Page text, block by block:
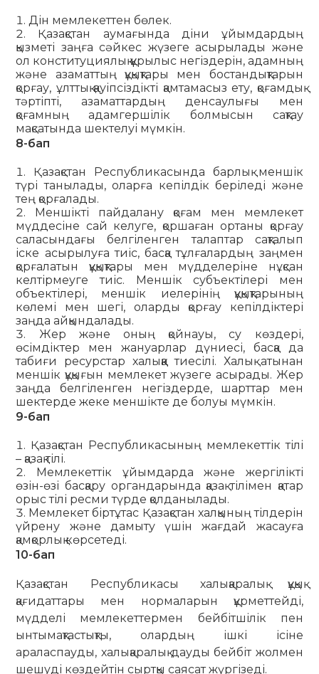
Дін мемлекеттен бөлек.
Қазақстан аумағында діни ұйымдардың
қызметі заңға сәйкес жүзеге асырылады және
ол конституциялық құрылыс негіздерін, адамның
және азаматтың құқықтары мен бостандықтарын
қорғау, ұлттық қауіпсіздікті қамтамасыз ету, қоғамдық
тәртіпті, азаматтардың денсаулығы мен
қоғамның адамгершілік болмысын сақтау
мақсатында шектелуі мүмкін.
8-бап
Қазақстан Республикасында барлық меншік
түрі танылады, оларға кепілдік беріледі және
тең қорғалады.
Меншікті пайдалану қоғам мен мемлекет
мүддесіне сай келуге, қоршаған ортаны қорғау
саласындағы белгіленген талаптар сақталып
іске асырылуға тиіс, басқа тұлғалардың заңмен
қорғалатын құқықтары мен мүдделеріне нұқсан
келтірмеуге тиіс. Меншік субъектілері мен
объектілері, меншік иелерінің құқықтарының
көлемі мен шегі, оларды қорғау кепілдіктері
заңда айқындалады.
Жер жəне оның қойнауы, су көздері,
өсімдіктер мен жануарлар дүниесі, басқа да
табиғи ресурстар халыққа тиесілі. Халық атынан
меншік құқығын мемлекет жүзеге асырады. Жер
заңда белгіленген негіздерде, шарттар мен
шектерде жеке меншікте де болуы мүмкін.
9-бап
Қазақстан Республикасының мемлекеттік тілі
– қазақ тілі.
Мемлекеттік ұйымдарда және жергілікті
өзін-өзі басқару органдарында қазақ тілімен қатар
орыс тілі ресми түрде қолданылады.
Мемлекет біртұтас Қазақстан халқының тілдерін
үйрену және дамыту үшін жағдай жасауға
қамқорлық көрсетеді.
10-бап
Қазақстан Республикасы халықаралық құқық
қағидаттары мен нормаларын құрметтейді,
мүдделі мемлекеттермен бейбітшілік пен
ынтымақтастықты, олардың ішкі ісіне
араласпауды, халықаралық дауды бейбіт жолмен
шешуді көздейтін сыртқы саясат жүргізеді.